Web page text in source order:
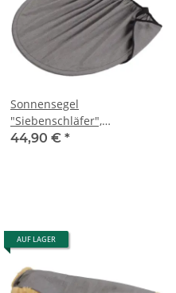
Sonnensegel
"Siebenschläfer",
halbkreisförmig, grau-
44,90 € *
AUF LAGER